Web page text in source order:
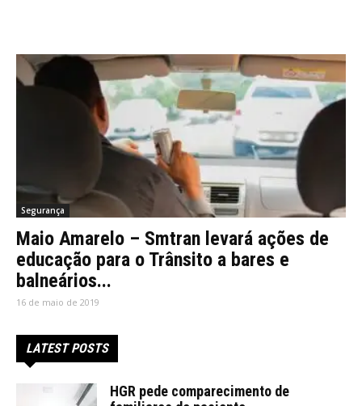
Segurança
Maio Amarelo – Smtran levará ações de
educação para o Trânsito a bares e
balneários...
16 de maio de 2019
LATEST POSTS
HGR pede comparecimento de